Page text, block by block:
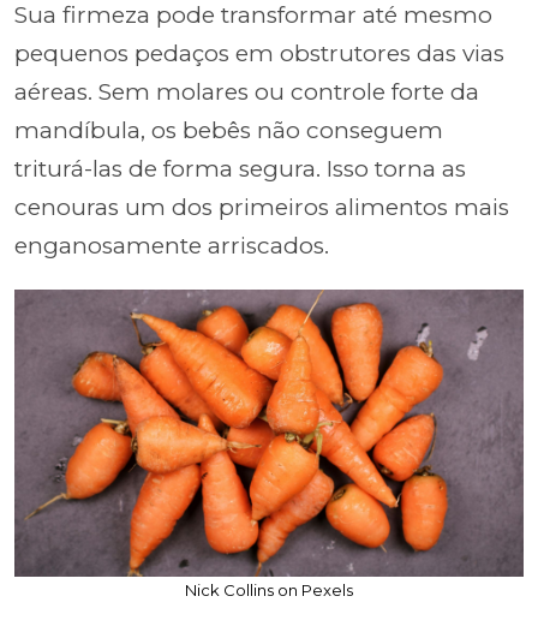
Sua firmeza pode transformar até mesmo
pequenos pedaços em obstrutores das vias
aéreas. Sem molares ou controle forte da
mandíbula, os bebês não conseguem
triturá-las de forma segura. Isso torna as
cenouras um dos primeiros alimentos mais
enganosamente arriscados.
Nick Collins on Pexels